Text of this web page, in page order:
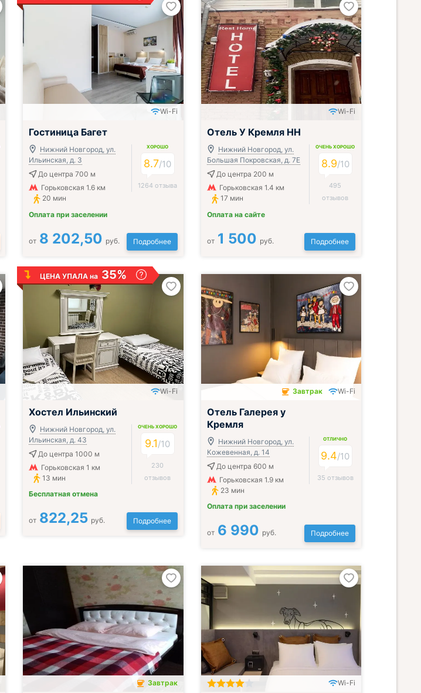
Wi-Fi
Гостиница Багет
Нижний Новгород, ул.
Ильинская, д. 3
До центра 700 м
Горьковская 1.6 км
20 мин
Оплата при заселении
ХОРОШО
8.7/10
1264 отзыва
от 8 202,50 руб. Подробнее
Wi-Fi
Отель У Кремля НН
Нижний Новгород, ул.
Большая Покровская, д. 7Е
До центра 200 м
Горьковская 1.4 км
17 мин
Оплата на сайте
ОЧЕНЬ ХОРОШО
8.9/10
495
отзывов
от 1 500 руб. Подробнее
ЦЕНА УПАЛА на35%
Wi-Fi
Хостел Ильинский
Нижний Новгород, ул.
Ильинская, д. 43
До центра 1000 м
Горьковская 1 км
13 мин
Бесплатная отмена
ОЧЕНЬ ХОРОШО
9.1/10
230
отзывов
от 822,25 руб. Подробнее
Завтрак Wi-Fi
Отель Галерея у
Кремля
Нижний Новгород, ул.
Кожевенная, д. 14
До центра 600 м
Горьковская 1.9 км
23 мин
Оплата при заселении
ОТЛИЧНО
9.4/10
35 отзывов
от 6 990 руб. Подробнее
Завтрак Wi-Fi